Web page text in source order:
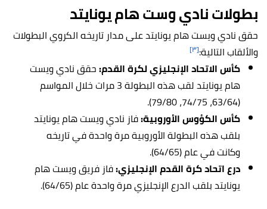
بطولات ناديوست هام يونايتد
حقق نادي ويست هام يونايتد على مدار تاريخه الكروي البطولات
والألقاب التالية:[٣]
كأس الاتحاد الإنجليزي لكرة القدم:حقق نادي ويست
هام يونايتد لقب هذه البطولة 3 مرات خلال المواسم
(63/64، 74/75، 79/80).
كأس الكؤوس الأوروبية:فاز نادي ويست هام يونايتد
بلقب هذه البطولة الأوروبية مرة واحدة في تاريخه
وكانت في عام (64/65).
درع اتحاد كرة القدم الإنجليزي:فاز فريق ويست هام
يونايتد بلقب الدرع الإنجليزي مرة واحدة عام (64/65).